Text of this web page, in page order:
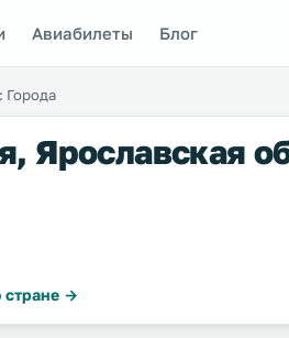
Авиабилеты Блог
Города
Ярославская
стране →